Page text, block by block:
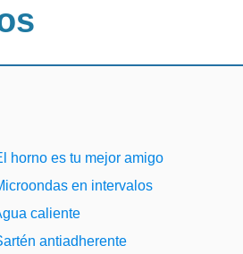
horno es tu mejor amigo
en intervalos
caliente
antiadherente